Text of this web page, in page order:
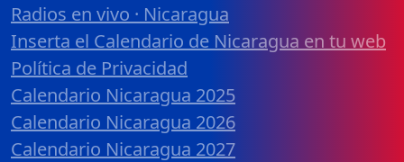
Radios en vivo · Nicaragua
Inserta el Calendario de Nicaragua en tu web
Política de Privacidad
Calendario Nicaragua 2025
Calendario Nicaragua 2026
Calendario Nicaragua 2027